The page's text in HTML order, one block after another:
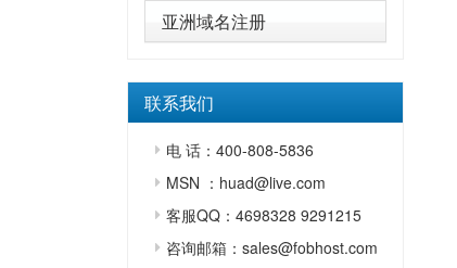
亚洲域名注册
联系我们
电 话：400-808-5836
MSN ：huad@live.com
客服QQ：4698328 9291215
咨询邮箱：sales@fobhost.com